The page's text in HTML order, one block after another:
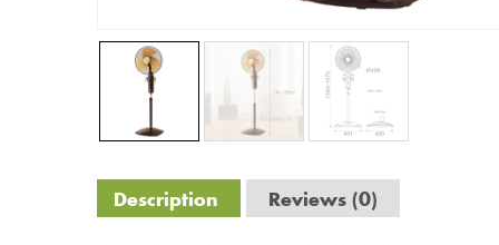
Description Reviews (0)